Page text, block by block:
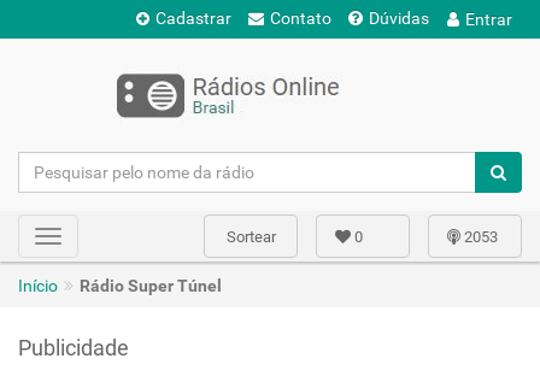
Cadastrar Contato Dúvidas Entrar
Toggle
navigation
2053
0
Sortear
Início Rádio Super Túnel
Publicidade